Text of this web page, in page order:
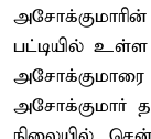
அசோக்குமாரின்
பட்டியில்
அசோக்குமாரை
அசோக்குமார்